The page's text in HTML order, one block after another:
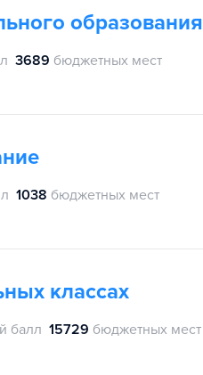
образования
3689 бюджетных мест
1038 бюджетных мест
классах
балл 15729 бюджетных мест